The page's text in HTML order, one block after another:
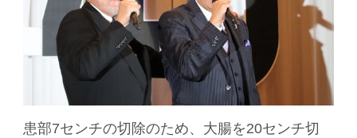
患部7センチの切除のため、大腸を20センチ切